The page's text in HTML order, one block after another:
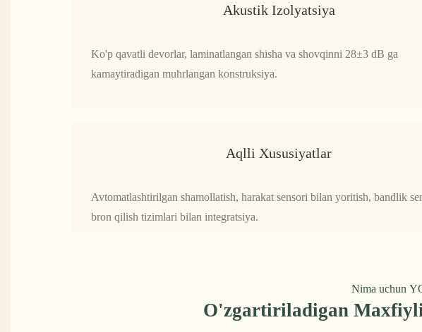
Akustik Izolyatsiya
Ko'p qavatli devorlar, laminatlangan shisha va shovqinni 28±3 dB ga
kamaytiradigan muhrlangan konstruksiya.
Aqlli Xususiyatlar
Avtomatlashtirilgan shamollatish, harakat sensori bilan yoritish, bandlik
bron qilish tizimlari bilan integratsiya.
Nima uchun
O'zgartiriladigan